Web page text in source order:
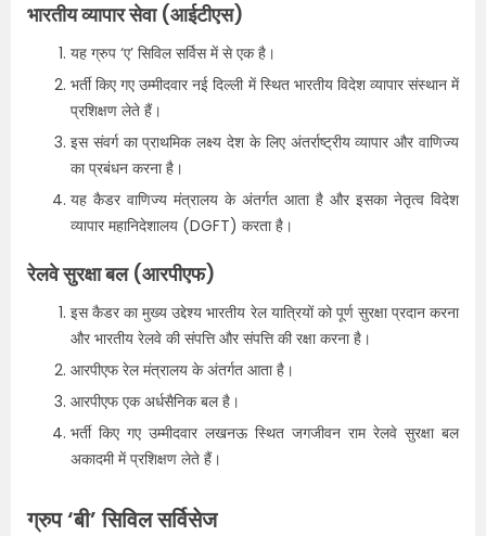
भारतीय व्यापार सेवा (आईटीएस)
यह ग्रुप ‘ए’ सिविल सर्विस में से एक है।
भर्ती किए गए उम्मीदवार नई दिल्ली में स्थित भारतीय विदेश व्यापार संस्थान में
प्रशिक्षण लेते हैं।
इस संवर्ग का प्राथमिक लक्ष्य देश के लिए अंतर्राष्ट्रीय व्यापार और वाणिज्य
का प्रबंधन करना है।
यह कैडर वाणिज्य मंत्रालय के अंतर्गत आता है और इसका नेतृत्व विदेश
व्यापार महानिदेशालय (DGFT) करता है।
रेलवे सुरक्षा बल (आरपीएफ)
इस कैडर का मुख्य उद्देश्य भारतीय रेल यात्रियों को पूर्ण सुरक्षा प्रदान करना
और भारतीय रेलवे की संपत्ति और संपत्ति की रक्षा करना है।
आरपीएफ रेल मंत्रालय के अंतर्गत आता है।
आरपीएफ एक अर्धसैनिक बल है।
भर्ती किए गए उम्मीदवार लखनऊ स्थित जगजीवन राम रेलवे सुरक्षा बल
अकादमी में प्रशिक्षण लेते हैं।
ग्रुप ‘बी’ सिविल सर्विसेज